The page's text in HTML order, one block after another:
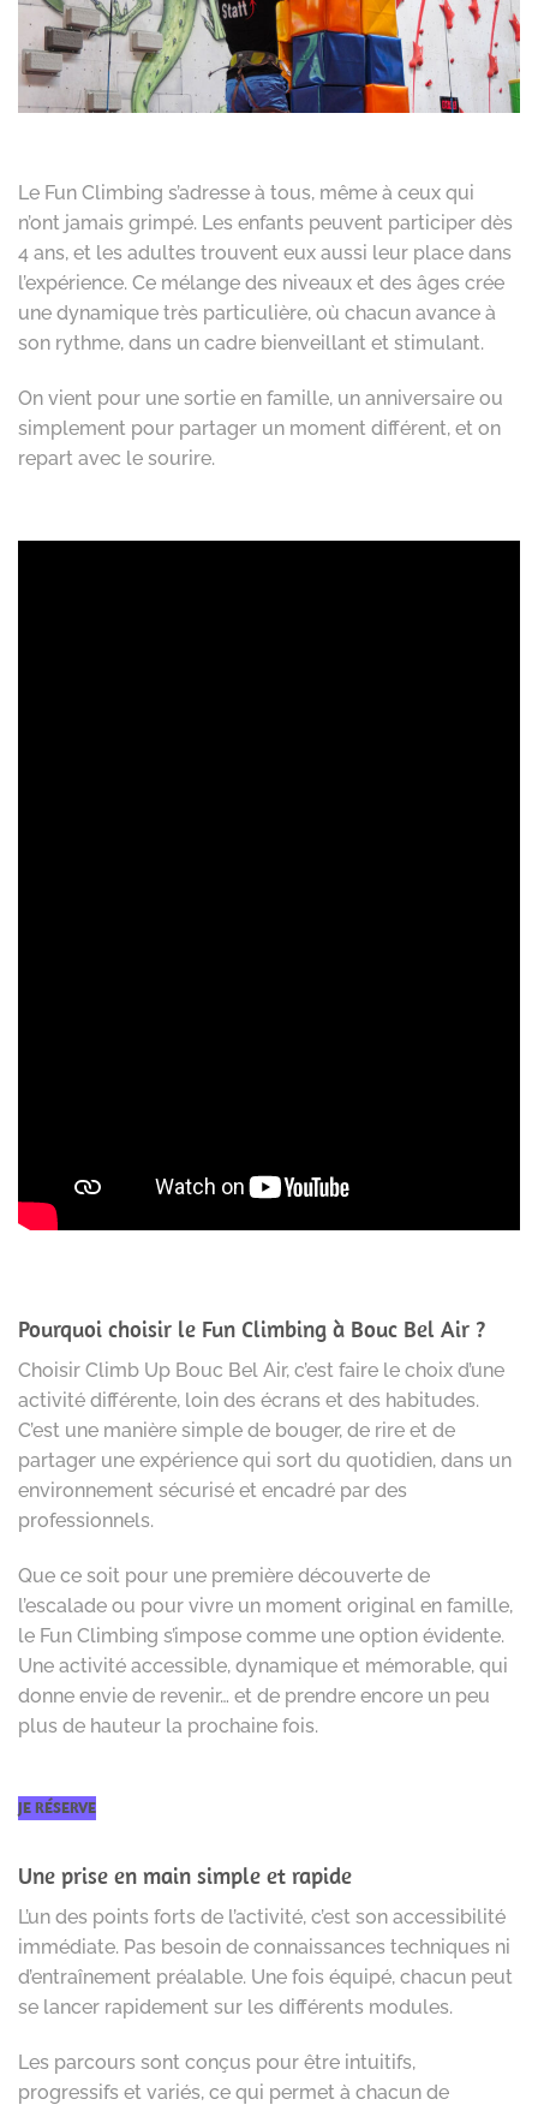
Le Fun Climbing s’adresse à tous, même à ceux qui
n’ont jamais grimpé. Les enfants peuvent participer dès
4 ans, et les adultes trouvent eux aussi leur place dans
l’expérience. Ce mélange des niveaux et des âges crée
une dynamique très particulière, où chacun avance à
son rythme, dans un cadre bienveillant et stimulant.
On vient pour une sortie en famille, un anniversaire ou
simplement pour partager un moment différent, et on
repart avec le sourire.
Pourquoi choisir le Fun Climbing à Bouc Bel Air ?
Choisir Climb Up Bouc Bel Air, c’est faire le choix d’une
activité différente, loin des écrans et des habitudes.
C’est une manière simple de bouger, de rire et de
partager une expérience qui sort du quotidien, dans un
environnement sécurisé et encadré par des
professionnels.
Que ce soit pour une première découverte de
l’escalade ou pour vivre un moment original en famille,
le Fun Climbing s’impose comme une option évidente.
Une activité accessible, dynamique et mémorable, qui
donne envie de revenir… et de prendre encore un peu
plus de hauteur la prochaine fois.
JE RÉSERVE
Une prise en main simple et rapide
L’un des points forts de l’activité, c’est son accessibilité
immédiate. Pas besoin de connaissances techniques ni
d’entraînement préalable. Une fois équipé, chacun peut
se lancer rapidement sur les différents modules.
Les parcours sont conçus pour être intuitifs,
progressifs et variés, ce qui permet à chacun de